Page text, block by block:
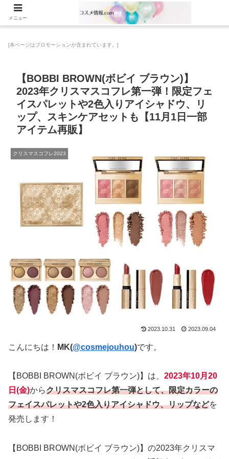
[本ページはプロモーションが含まれています。]
【BOBBI BROWN(ボビイ ブラウン)】
2023年クリスマスコフレ第一弾！限定フェ
イスパレットや2色入りアイシャドウ、リ
ップ、スキンケアセットも【11月1日一部
アイテム再販】
クリスマスコフレ2023
2023.10.31 2023.09.04
こんにちは！ MK(@cosmejouhou)です。
【BOBBI BROWN(ボビイ ブラウン)】は、 2023年10月20
日(金)からクリスマスコフレ第一弾として、限定カラーの
フェイスパレットや2色入りアイシャドウ、リップなどを
発売します！
【BOBBI BROWN(ボビイ ブラウン)】の2023年クリスマ
メニュー